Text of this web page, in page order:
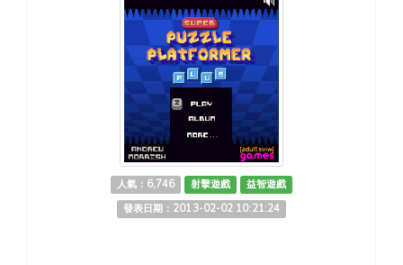
人氣：6,746 射擊遊戲
益智遊戲
發表日期：2013-02-02 10:21:24